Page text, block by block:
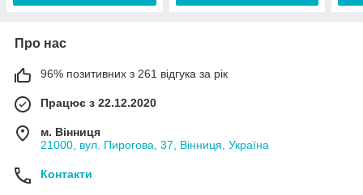
Про нас
96% позитивних з 261 відгука за рік
Працює з 22.12.2020
м. Вінниця
21000, вул. Пирогова, 37, Вінниця, Україна
Контакти